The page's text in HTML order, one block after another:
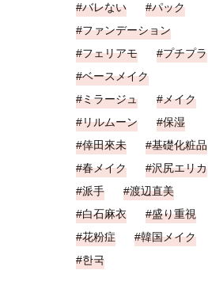
バレない
パック
ファンデーション
フェリアモ
プチプラ
ベースメイク
ミラージュ
メイク
リルムーン
保湿
倖田來未
基礎化粧品
春メイク
沢尻エリカ
派手
渡辺直美
白石麻衣
盛り重視
花粉症
韓国メイク
한국